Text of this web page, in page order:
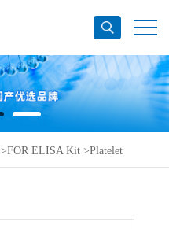
>FOR ELISA Kit >Platelet